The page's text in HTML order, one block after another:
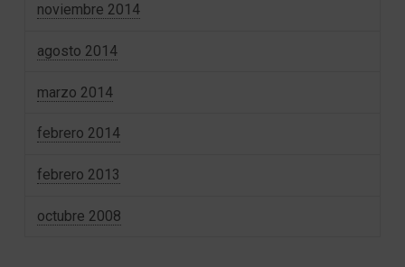
noviembre 2014
agosto 2014
marzo 2014
febrero 2014
febrero 2013
octubre 2008